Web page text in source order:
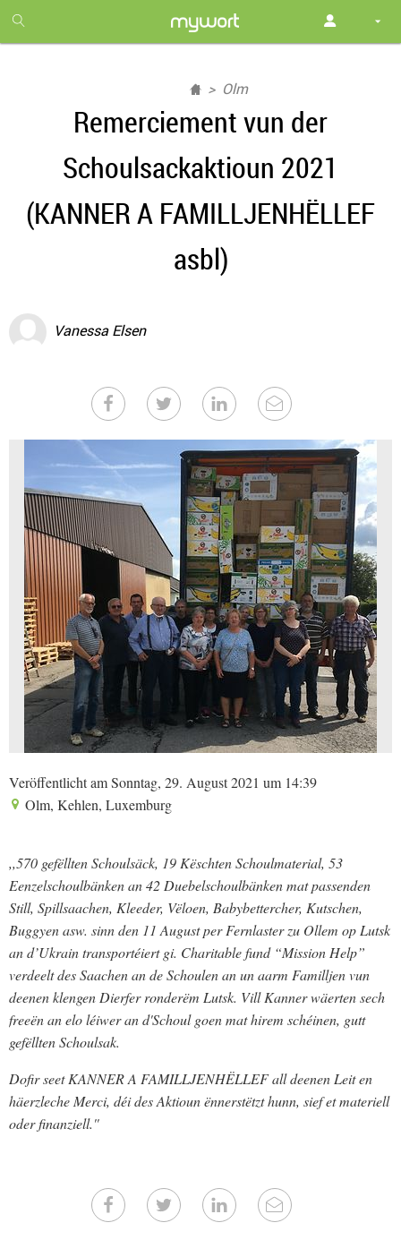
month
free
Olm
Remerciement vun der
Schoulsackaktioun 2021
(KANNER A FAMILLJENHËLLEF
asbl)
Vanessa Elsen
Veröffentlicht am Sonntag, 29. August 2021 um 14:39
Olm, Kehlen, Luxemburg
,,570 gefëllten Schoulsäck, 19 Këschten Schoulmaterial, 53
Eenzelschoulbänken an 42 Duebelschoulbänken mat passenden
Still, Spillsaachen, Kleeder, Vëloen, Babybettercher, Kutschen,
Buggyen asw. sinn den 11 August per Fernlaster zu Ollem op Lutsk
an d’Ukrain transportéiert gi. Charitable fund “Mission Help”
verdeelt des Saachen an de Schoulen an un aarm Familljen vun
deenen klengen Dierfer ronderëm Lutsk. Vill Kanner wäerten sech
freeën an elo léiwer an d'Schoul goen mat hirem schéinen, gutt
gefëllten Schoulsak.
Dofir seet KANNER A FAMILLJENHËLLEF all deenen Leit en
häerzleche Merci, déi des Aktioun ënnerstëtzt hunn, sief et materiell
oder finanziell.''